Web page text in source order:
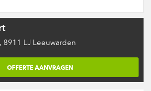
LJ Leeuwarden
OFFERTE AANVRAGEN